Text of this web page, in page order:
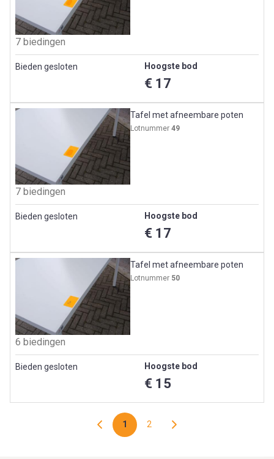
7 biedingen
Bieden gesloten Hoogste bod
€ 17
Tafel met afneembare poten
Lotnummer49
7 biedingen
Bieden gesloten Hoogste bod
€ 17
Tafel met afneembare poten
Lotnummer 50
6 biedingen
Bieden gesloten Hoogste bod
€ 15
1 2